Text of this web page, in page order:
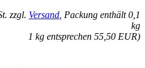
zzgl. Versand , Packung enthält 0,1
kg
1 kg entsprechen 55,50 EUR)